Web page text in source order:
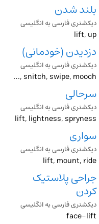
بلند شدن
دیکشنری فارسی به انگلیسی
lift, up
دزدیدن (خودمانی)
دیکشنری فارسی به انگلیسی
lift, snitch, swipe, mooch
سرحالی
دیکشنری فارسی به انگلیسی
lift, lightness, spryness
سواری
دیکشنری فارسی به انگلیسی
lift, mount, ride
جراحی پلاستیک
کردن
دیکشنری فارسی به انگلیسی
face-lift